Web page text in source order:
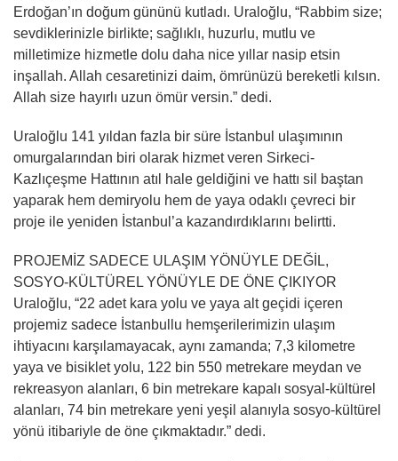
Erdoğan’ın doğum gününü kutladı. Uraloğlu, “Rabbim size;
sevdiklerinizle birlikte; sağlıklı, huzurlu, mutlu ve
milletimize hizmetle dolu daha nice yıllar nasip etsin
inşallah. Allah cesaretinizi daim, ömrünüzü bereketli kılsın.
Allah size hayırlı uzun ömür versin.” dedi.
Uraloğlu 141 yıldan fazla bir süre İstanbul ulaşımının
omurgalarından biri olarak hizmet veren Sirkeci-
Kazlıçeşme Hattının atıl hale geldiğini ve hattı sil baştan
yaparak hem demiryolu hem de yaya odaklı çevreci bir
proje ile yeniden İstanbul’a kazandırdıklarını belirtti.
PROJEMİZ SADECE ULAŞIM YÖNÜYLE DEĞİL,
SOSYO-KÜLTÜREL YÖNÜYLE DE ÖNE ÇIKIYOR
Uraloğlu, “22 adet kara yolu ve yaya alt geçidi içeren
projemiz sadece İstanbullu hemşerilerimizin ulaşım
ihtiyacını karşılamayacak, aynı zamanda; 7,3 kilometre
yaya ve bisiklet yolu, 122 bin 550 metrekare meydan ve
rekreasyon alanları, 6 bin metrekare kapalı sosyal-kültürel
alanları, 74 bin metrekare yeni yeşil alanıyla sosyo-kültürel
yönü itibariyle de öne çıkmaktadır.” dedi.